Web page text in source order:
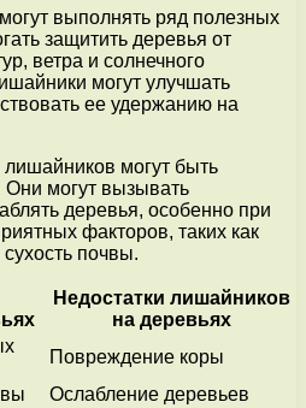
выполнять ряд полезных
защитить деревья от
ветра и солнечного
могут улучшать
ее удержанию на
могут быть
могут вызывать
деревья, особенно при
факторов, таких как
почвы.
Недостатки лишайников
на деревьях
Повреждение коры
Ослабление деревьев